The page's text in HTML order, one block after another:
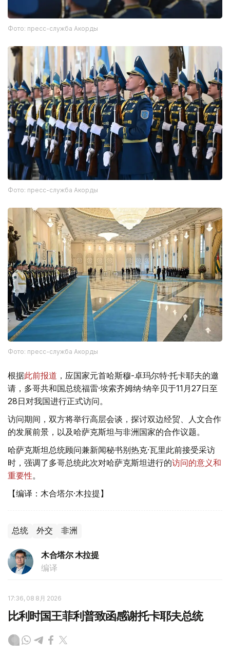
Фото: пресс-служба Акорды
Фото: пресс-служба Акорды
Фото: пресс-служба Акорды
根据此前报道 ，应国家元首哈斯穆-卓玛尔特·托卡耶夫的邀
请，多哥共和国总统福雷·埃索齐姆纳·纳辛贝于11月27日至
28日对我国进行正式访问。
访问期间，双方将举行高层会谈，探讨双边经贸、人文合作
的发展前景，以及哈萨克斯坦与非洲国家的合作议题。
哈萨克斯坦总统顾问兼新闻秘书别热克·瓦里此前接受采访
时，强调了多哥总统此次对哈萨克斯坦进行的访问的意义和
重要性。
【编译：木合塔尔·木拉提】
总统 外交 非洲
木合塔尔 木拉提
编译
17:36, 08 8月 2026
比利时国王菲利普致函感谢托卡耶夫总统